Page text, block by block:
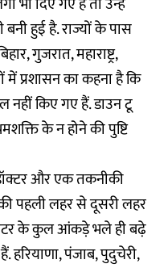
हुई है. राज्यों के पास
गुजरात, महाराष्ट्र,
प्रशासन का कहना है कि
नहीं किए गए हैं. डाउन टू
के न होने की पुष्टि
और एक तकनीकी
पहली लहर से दूसरी लहर
के कुल आंकड़े भले ही बढ़े
हरियाणा, पंजाब, पुदुचेरी,